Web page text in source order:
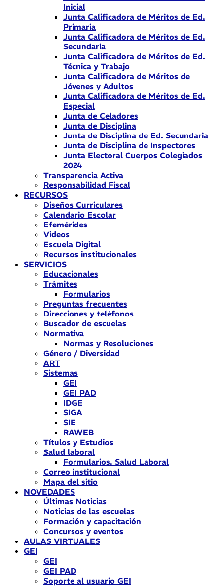
Inicial
Junta Calificadora de Méritos de Ed.
Primaria
Junta Calificadora de Méritos de Ed.
Secundaria
Junta Calificadora de Méritos de Ed.
Técnica y Trabajo
Junta Calificadora de Méritos de
Jóvenes y Adultos
Junta Calificadora de Méritos de Ed.
Especial
Junta de Celadores
Junta de Disciplina
Junta de Disciplina de Ed. Secundaria
Junta de Disciplina de Inspectores
Junta Electoral Cuerpos Colegiados
2024
Transparencia Activa
Responsabilidad Fiscal
RECURSOS
Diseños Curriculares
Calendario Escolar
Efemérides
Videos
Escuela Digital
Recursos institucionales
SERVICIOS
Educacionales
Trámites
Formularios
Preguntas frecuentes
Direcciones y teléfonos
Buscador de escuelas
Normativa
Normas y Resoluciones
Género / Diversidad
ART
Sistemas
GEI
GEI PAD
IDGE
SIGA
SIE
RAWEB
Títulos y Estudios
Salud laboral
Formularios. Salud Laboral
Correo institucional
Mapa del sitio
NOVEDADES
Últimas Noticias
Noticias de las escuelas
Formación y capacitación
Concursos y eventos
AULAS VIRTUALES
GEI
GEI
GEI PAD
Soporte al usuario GEI